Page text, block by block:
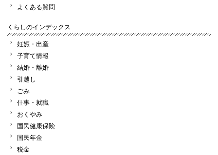
よくある質問
くらしのインデックス
妊娠・出産
子育て情報
結婚・離婚
引越し
ごみ
仕事・就職
おくやみ
国民健康保険
国民年金
税金